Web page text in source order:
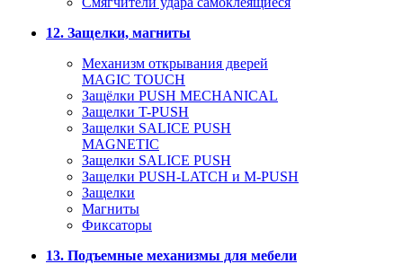
12. Защелки, магниты
Механизм открывания дверей
MAGIC TOUCH
Защёлки PUSH MECHANICAL
Защелки T-PUSH
Защелки SALICE PUSH
MAGNETIC
Защелки SALICE PUSH
Защелки PUSH-LATCH и M-PUSH
Защелки
Магниты
Фиксаторы
13. Подъемные механизмы для мебели